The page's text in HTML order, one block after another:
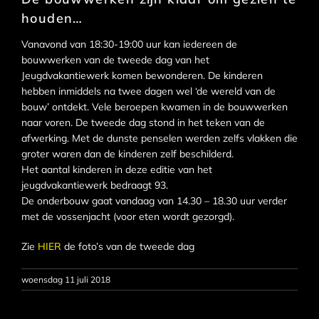
houden…
Vanavond van 18:30-19:00 uur kan iedereen de
bouwwerken van de tweede dag van het
Jeugdvakantiewerk komen bewonderen. De kinderen
hebben inmiddels na twee dagen wel ‘de wereld van de
bouw’ ontdekt. Vele beroepen kwamen in de bouwwerken
naar voren. De tweede dag stond in het teken van de
afwerking. Met de dunste penselen werden zelfs vlakken die
groter waren dan de kinderen zelf beschilderd.
Het aantal kinderen in deze editie van het
jeugdvakantiewerk bedraagt 93.
De onderbouw gaat vandaag van 14.30 – 18.30 uur verder
met de vossenjacht (voor eten wordt gezorgd).
Zie HIER de foto’s van de tweede dag
woensdag 11 juli 2018